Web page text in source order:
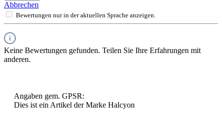
Abbrechen
Bewertungen nur in der aktuellen Sprache anzeigen.
Keine Bewertungen gefunden. Teilen Sie Ihre Erfahrungen mit
anderen.
Angaben gem. GPSR:
Dies ist ein Artikel der Marke Halcyon